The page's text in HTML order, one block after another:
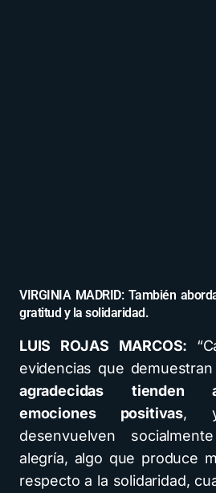
VIRGINIA MADRID: También
gratitud y la solidaridad.
LUIS ROJAS MARCOS:
evidencias que
agradecidas tienden
emociones positivas, y
desenvuelven
alegría, algo que produce
respecto a la solidaridad,